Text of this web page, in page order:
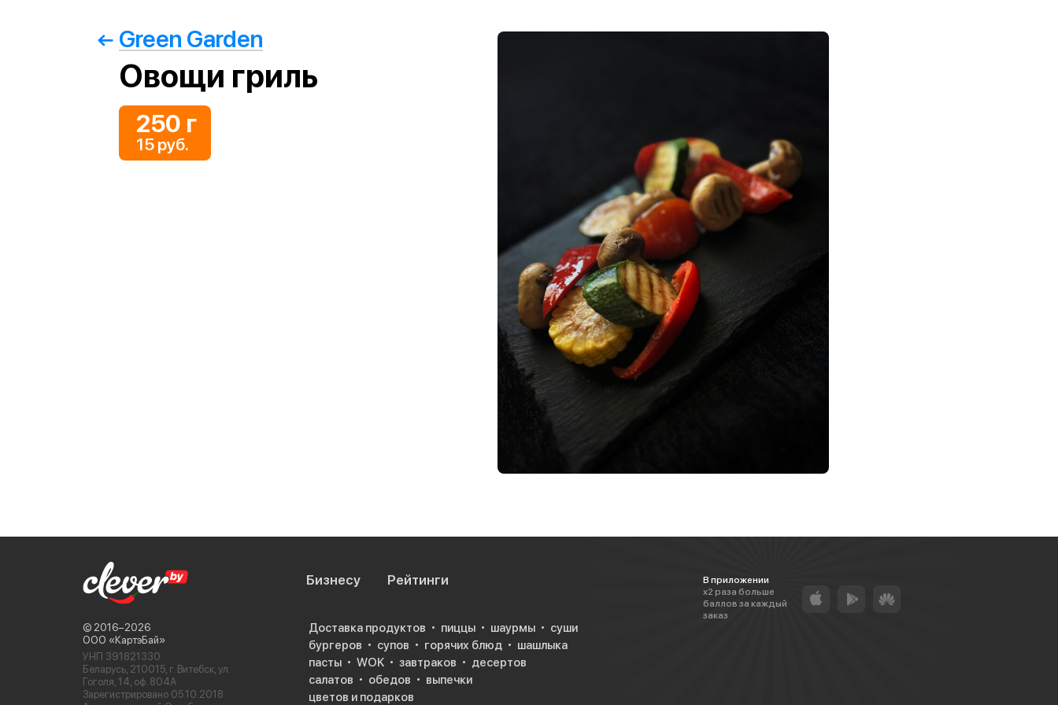
Green Garden
Овощи гриль
250 г
15 руб.
© 2016−2026
ООО «КартэБай»
УНП 391821330
Беларусь, 210015, г. Витебск, ул.
Гоголя, 14, оф. 804А
Зарегистрировано 05.10.2018
Бизнесу Рейтинги
В приложении
х2 раза больше
баллов за каждый
заказ
Доставка продуктов пиццы шаурмы
суши
бургеров
супов горячих блюд
шашлыка
пасты
WOK завтраков
десертов
салатов
обедов
выпечки
цветов и подарков